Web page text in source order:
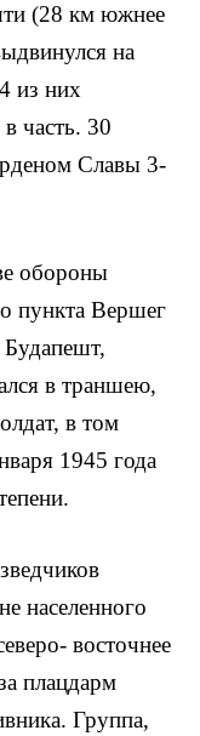
(28 км южнее
на
из них
часть. 30
Славы 3-
обороны
пункта Вершег
Будапешт,
в траншею,
в том
1945 года
населенного
восточнее
плацдарм
Группа,